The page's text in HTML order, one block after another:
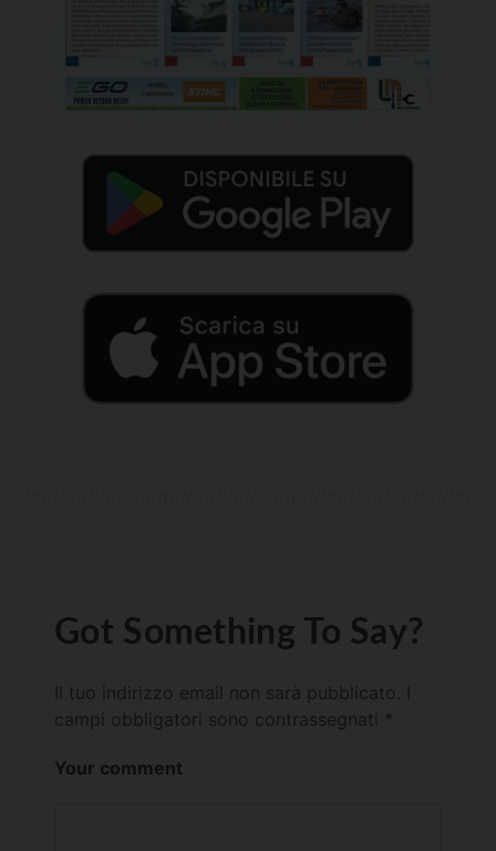
Got Something To Say?
Il tuo indirizzo email non sarà pubblicato.
campi obbligatori sono contrassegnati *
Your comment